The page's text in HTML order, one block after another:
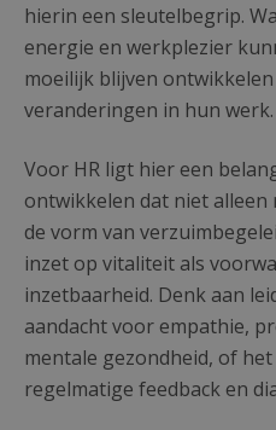
hierin een sleutelbegrip.
energie en werkplezier
moeilijk blijven
veranderingen in hun werk.
Voor HR ligt hier een
ontwikkelen dat niet
de vorm van
inzet op vitaliteit als
inzetbaarheid. Denk aan
aandacht voor empathie,
mentale gezondheid, of
regelmatige feedback en